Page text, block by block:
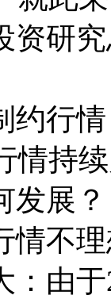
资研
行情
持续
发展？
不理
：由